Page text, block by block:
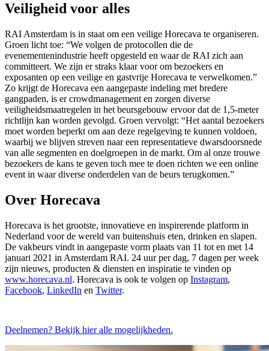
Veiligheid voor alles
RAI Amsterdam is in staat om een veilige Horecava te organiseren.
Groen licht toe: “We volgen de protocollen die de
evenementenindustrie heeft opgesteld en waar de RAI zich aan
committeert. We zijn er straks klaar voor om bezoekers en
exposanten op een veilige en gastvrije Horecava te verwelkomen.”
Zo krijgt de Horecava een aangepaste indeling met bredere
gangpaden, is er crowdmanagement en zorgen diverse
veiligheidsmaatregelen in het beursgebouw ervoor dat de 1,5-meter
richtlijn kan worden gevolgd. Groen vervolgt: “Het aantal bezoekers
moet worden beperkt om aan deze regelgeving te kunnen voldoen,
waarbij we blijven streven naar een representatieve dwarsdoorsnede
van alle segmenten en doelgroepen in de markt. Om al onze trouwe
bezoekers de kans te geven toch mee te doen richten we een online
event in waar diverse onderdelen van de beurs terugkomen.”
Over Horecava
Horecava is het grootste, innovatieve en inspirerende platform in
Nederland voor de wereld van buitenshuis eten, drinken en slapen.
De vakbeurs vindt in aangepaste vorm plaats van 11 tot en met 14
januari 2021 in Amsterdam RAI. 24 uur per dag, 7 dagen per week
zijn nieuws, producten & diensten en inspiratie te vinden op
www.horecava.nl. Horecava is ook te volgen op Instagram,
Facebook, LinkedIn en Twitter.
Deelnemen? Bekijk hier alle mogelijkheden.